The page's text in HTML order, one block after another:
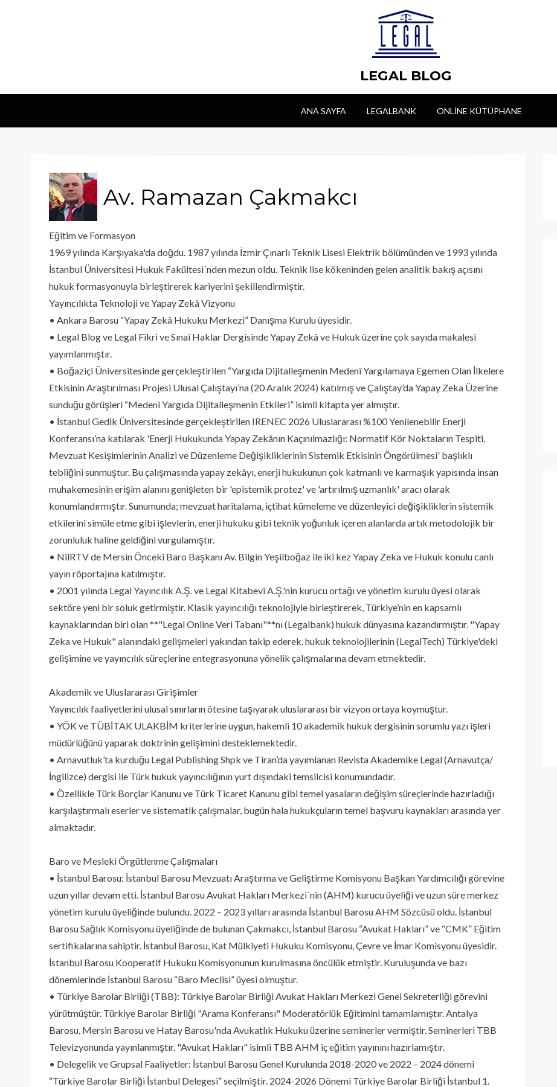
LEGAL BLOG
ANA SAYFA LEGALBANK ONLINE KÜTÜPHANE
Av. Ramazan Çakmakcı
Eğitim ve Formasyon
1969 yılında Karşıyaka'da doğdu. 1987 yılında İzmir Çınarlı Teknik Lisesi Elektrik bölümünden ve 1993 yılında
İstanbul Üniversitesi Hukuk Fakültesi´nden mezun oldu. Teknik lise kökeninden gelen analitik bakış açısını
hukuk formasyonuyla birleştirerek kariyerini şekillendirmiştir.
Yayıncılıkta Teknoloji ve Yapay Zekâ Vizyonu
• Ankara Barosu “Yapay Zekâ Hukuku Merkezi” Danışma Kurulu üyesidir.
• Legal Blog ve Legal Fikri ve Sınai Haklar Dergisinde Yapay Zekâ ve Hukuk üzerine çok sayıda makalesi
yayımlanmıştır.
• Boğaziçi Üniversitesinde gerçekleştirilen “Yargıda Dijitalleşmenin Medenî Yargılamaya Egemen Olan İlkelere
Etkisinin Araştırılması Projesi Ulusal Çalıştayı’na (20 Aralık 2024) katılmış ve Çalıştay’da Yapay Zeka Üzerine
sunduğu görüşleri “Medeni Yargıda Dijitalleşmenin Etkileri” isimli kitapta yer almıştır.
• İstanbul Gedik Üniversitesinde gerçekleştirilen IRENEC 2026 Uluslararası %100 Yenilenebilir Enerji
Konferansı’na katılarak 'Enerji Hukukunda Yapay Zekânın Kaçınılmazlığı: Normatif Kör Noktaların Tespiti,
Mevzuat Kesişimlerinin Analizi ve Düzenleme Değişikliklerinin Sistemik Etkisinin Öngörülmesi' başlıklı
tebliğini sunmuştur. Bu çalışmasında yapay zekâyı, enerji hukukunun çok katmanlı ve karmaşık yapısında insan
muhakemesinin erişim alanını genişleten bir 'epistemik protez' ve 'artırılmış uzmanlık' aracı olarak
konumlandırmıştır. Sunumunda; mevzuat haritalama, içtihat kümeleme ve düzenleyici değişikliklerin sistemik
etkilerini simüle etme gibi işlevlerin, enerji hukuku gibi teknik yoğunluk içeren alanlarda artık metodolojik bir
zorunluluk haline geldiğini vurgulamıştır.
• NilRTV de Mersin Önceki Baro Başkanı Av. Bilgin Yeşilboğaz ile iki kez Yapay Zeka ve Hukuk konulu canlı
yayın röportajına katılmıştır.
• 2001 yılında Legal Yayıncılık A.Ş. ve Legal Kitabevi A.Ş.'nin kurucu ortağı ve yönetim kurulu üyesi olarak
sektöre yeni bir soluk getirmiştir. Klasik yayıncılığı teknolojiyle birleştirerek, Türkiye’nin en kapsamlı
kaynaklarından biri olan **"Legal Online Veri Tabanı"**nı (Legalbank) hukuk dünyasına kazandırmıştır. "Yapay
Zeka ve Hukuk" alanındaki gelişmeleri yakından takip ederek, hukuk teknolojilerinin (LegalTech) Türkiye'deki
gelişimine ve yayıncılık süreçlerine entegrasyonuna yönelik çalışmalarına devam etmektedir.
Akademik ve Uluslararası Girişimler
Yayıncılık faaliyetlerini ulusal sınırların ötesine taşıyarak uluslararası bir vizyon ortaya koymuştur.
• YÖK ve TÜBİTAK ULAKBİM kriterlerine uygun, hakemli 10 akademik hukuk dergisinin sorumlu yazı işleri
müdürlüğünü yaparak doktrinin gelişimini desteklemektedir.
• Arnavutluk’ta kurduğu Legal Publishing Shpk ve Tiran’da yayımlanan Revista Akademike Legal (Arnavutça/
İngilizce) dergisi ile Türk hukuk yayıncılığının yurt dışındaki temsilcisi konumundadır.
• Özellikle Türk Borçlar Kanunu ve Türk Ticaret Kanunu gibi temel yasaların değişim süreçlerinde hazırladığı
karşılaştırmalı eserler ve sistematik çalışmalar, bugün hala hukukçuların temel başvuru kaynakları arasında yer
almaktadır.
Baro ve Mesleki Örgütlenme Çalışmaları
• İstanbul Barosu: İstanbul Barosu Mevzuatı Araştırma ve Geliştirme Komisyonu Başkan Yardımcılığı görevine
uzun yıllar devam etti. İstanbul Barosu Avukat Hakları Merkezi´nin (AHM) kurucu üyeliği ve uzun süre merkez
yönetim kurulu üyeliğinde bulundu. 2022 – 2023 yılları arasında İstanbul Barosu AHM Sözcüsü oldu. İstanbul
Barosu Sağlık Komisyonu üyeliğinde de bulunan Çakmakcı, İstanbul Barosu “Avukat Hakları” ve “CMK” Eğitim
sertifikalarına sahiptir. İstanbul Barosu, Kat Mülkiyeti Hukuku Komisyonu, Çevre ve İmar Komisyonu üyesidir.
İstanbul Barosu Kooperatif Hukuku Komisyonunun kurulmasına öncülük etmiştir. Kuruluşunda ve bazı
dönemlerinde İstanbul Barosu “Baro Meclisi” üyesi olmuştur.
• Türkiye Barolar Birliği (TBB): Türkiye Barolar Birliği Avukat Hakları Merkezi Genel Sekreterliği görevini
yürütmüştür. Türkiye Barolar Birliği "Arama Konferansı" Moderatörlük Eğitimini tamamlamıştır. Antalya
Barosu, Mersin Barosu ve Hatay Barosu'nda Avukatlık Hukuku üzerine seminerler vermiştir. Seminerleri TBB
Televizyonunda yayınlanmıştır. "Avukat Hakları" isimli TBB AHM iç eğitim yayınını hazırlamıştır.
• Delegelik ve Grupsal Faaliyetler: İstanbul Barosu Genel Kurulunda 2018-2020 ve 2022 – 2024 dönemi
“Türkiye Barolar Birliği İstanbul Delegesi” seçilmiştir. 2024-2026 Dönemi Türkiye Barolar Birliği İstanbul 1.